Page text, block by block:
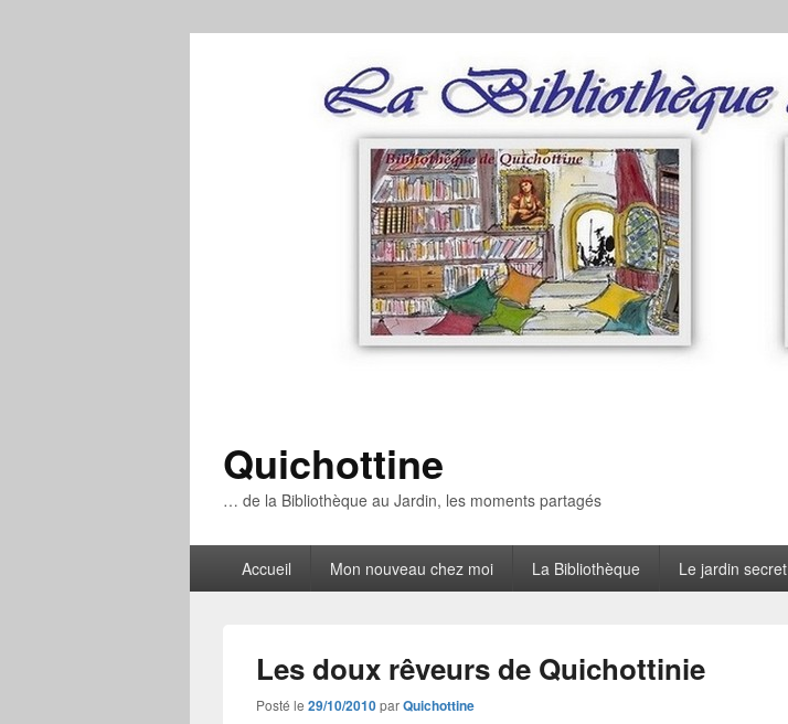
Quichottine
… de la Bibliothèque au Jardin, les moments partagés
principalAccueil Mon nouveau chez moi La Bibliothèque Le jardin secret
Les doux rêveurs de Quichottinie
Posté le 29/10/2010parQuichottine